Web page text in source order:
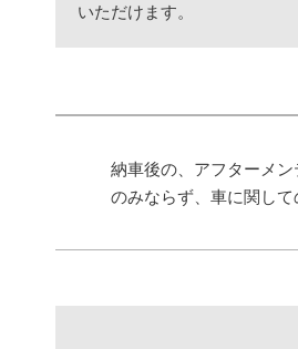
いただけます。
納車後の、アフターメ
のみならず、車に関し